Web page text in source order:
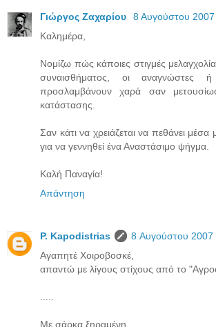
Γιώργος Ζαχαρίου
8 Αυγούστου 2007
Kαλημέρα,
Νομίζω πώς κάποιες στιγμές
συναισθήματος, οι αναγνώστες
προσλαμβάνουν χαρά σαν
κατάστασης.
Σαν κάτι να χρειάζεται να πεθάνει
για να γεννηθεί ένα Αναστάσιμο ψήγμα.
Καλή Παναγία!
Απάντηση
P. Kapodistrias
8 Αυγούστου 2007
Αγαπητέ Χοιροβοσκέ,
απαντώ με λίγους στίχους από το
Με σάρκα ξηραμένη